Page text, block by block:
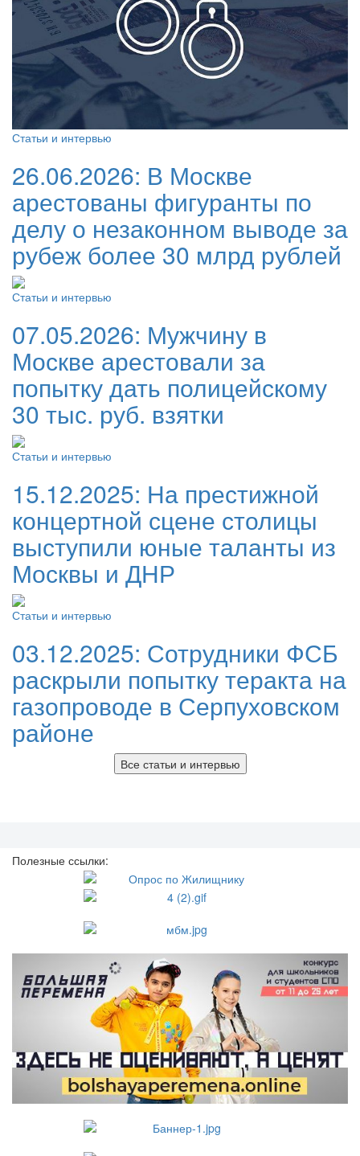
Статьи и интервью
26.06.2026: В Москве
арестованы фигуранты по
делу о незаконном выводе за
рубеж более 30 млрд рублей
Статьи и интервью
07.05.2026: Мужчину в
Москве арестовали за
попытку дать полицейскому
30 тыс. руб. взятки
Статьи и интервью
15.12.2025: На престижной
концертной сцене столицы
выступили юные таланты из
Москвы и ДНР
Статьи и интервью
03.12.2025: Сотрудники ФСБ
раскрыли попытку теракта на
газопроводе в Серпуховском
районе
Все статьи и интервью
Полезные ссылки: